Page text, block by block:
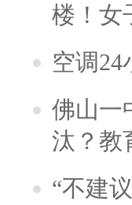
楼！
空调
佛山一
汰？教
“不建